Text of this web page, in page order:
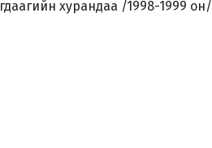
хурандаа /1998-1999 он/